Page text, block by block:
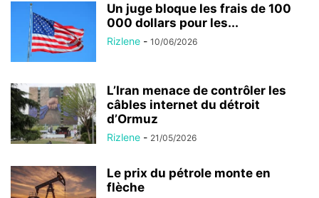
Un juge bloque les frais de 100
000 dollars pour les...
Rizlene - 10/06/2026
L’Iran menace de contrôler les
câbles internet du détroit
d’Ormuz
Rizlene - 21/05/2026
Le prix du pétrole monte en
flèche